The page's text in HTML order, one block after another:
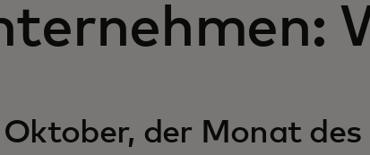
Oktober, der Monat des